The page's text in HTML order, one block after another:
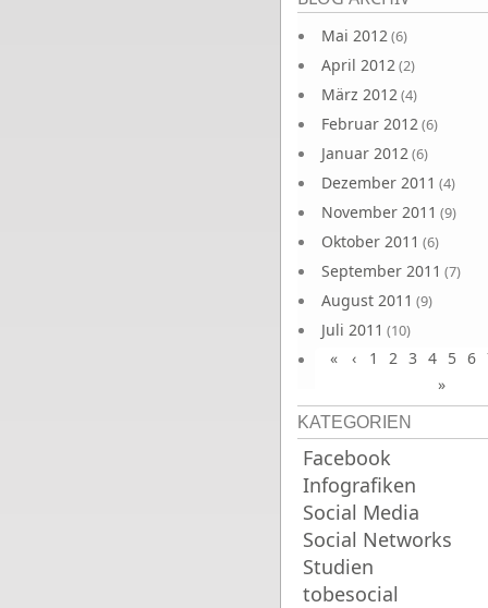
Mai 2012(6)
April 2012(2)
März 2012(4)
Februar 2012(6)
Januar 2012(6)
Dezember 2011 (4)
November 2011 (9)
Oktober 2011 (6)
September 2011 (7)
August 2011 (9)
Juli 2011 (10)
Juni 2011(9)
« ‹ 1 2 3 4 5 6
»
KATEGORIEN
Facebook
Infografiken
Social Media
Social Networks
Studien
tobesocial